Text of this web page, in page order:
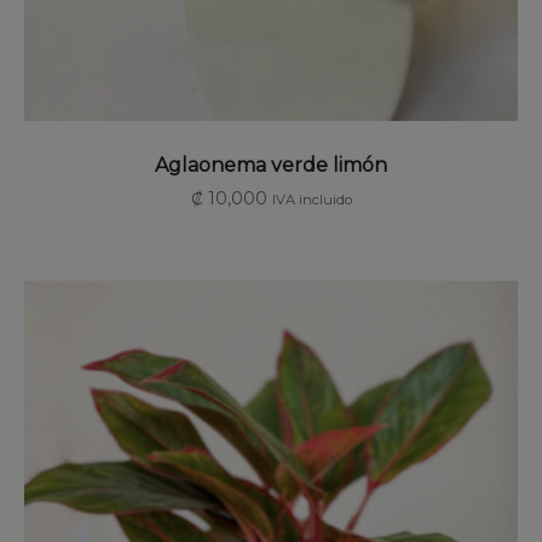
SELECCIONAR OPCIONES
Aglaonema verde limón
₡ 10,000 IVA incluido